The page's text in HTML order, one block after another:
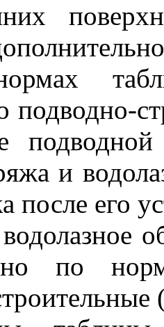
подводно-
подводной
и
после его
по